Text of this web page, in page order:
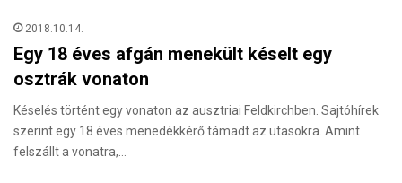
2018.10.14.
Egy 18 éves afgán menekült késelt egy
osztrák vonaton
Késelés történt egy vonaton az ausztriai Feldkirchben. Sajtóhírek
szerint egy 18 éves menedékkérő támadt az utasokra. Amint
felszállt a vonatra,…